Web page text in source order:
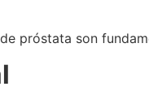
próstata son